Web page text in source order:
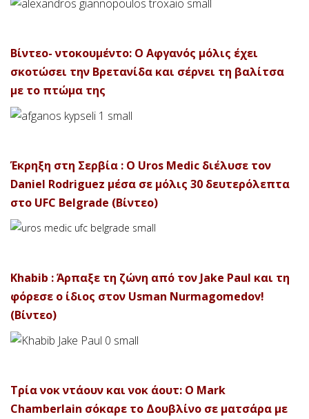
Βίντεο- ντοκουμέντο: Ο Αφγανός μόλις έχει
σκοτώσει την Βρετανίδα και σέρνει τη βαλίτσα
με το πτώμα της
Έκρηξη στη Σερβία : Ο Uros Medic διέλυσε τον
Daniel Rodriguez μέσα σε μόλις 30 δευτερόλεπτα
στο UFC Belgrade (Βίντεο)
Khabib : Άρπαξε τη ζώνη από τον Jake Paul και τη
φόρεσε ο ίδιος στον Usman Nurmagomedov!
(Βίντεο)
Τρία νοκ ντάουν και νοκ άουτ: Ο Mark
Chamberlain σόκαρε το Δουβλίνο σε ματσάρα με